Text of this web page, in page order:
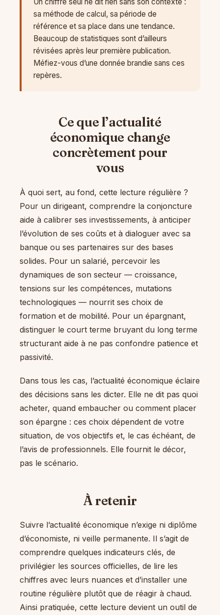
Un chiffre seul ne dit rien sans son contexte :
sa méthode de calcul, sa période de
référence et sa place dans une tendance.
Beaucoup de statistiques sont d’ailleurs
révisées après leur première publication.
Méfiez-vous d’une donnée brandie sans ces
repères.
Ce que l’actualité
économique change
concrètement pour
vous
À quoi sert, au fond, cette lecture régulière ?
Pour un dirigeant, comprendre la conjoncture
aide à calibrer ses investissements, à anticiper
l’évolution de ses coûts et à dialoguer avec sa
banque ou ses partenaires sur des bases
solides. Pour un salarié, percevoir les
dynamiques de son secteur — croissance,
tensions sur les compétences, mutations
technologiques — nourrit ses choix de
formation et de mobilité. Pour un épargnant,
distinguer le court terme bruyant du long terme
structurant aide à ne pas confondre patience et
passivité.
Dans tous les cas, l’actualité économique éclaire
des décisions sans les dicter. Elle ne dit pas quoi
acheter, quand embaucher ou comment placer
son épargne : ces choix dépendent de votre
situation, de vos objectifs et, le cas échéant, de
l’avis de professionnels. Elle fournit le décor,
pas le scénario.
À retenir
Suivre l’actualité économique n’exige ni diplôme
d’économiste, ni veille permanente. Il s’agit de
comprendre quelques indicateurs clés, de
privilégier les sources officielles, de lire les
chiffres avec leurs nuances et d’installer une
routine régulière plutôt que de réagir à chaud.
Ainsi pratiquée, cette lecture devient un outil de